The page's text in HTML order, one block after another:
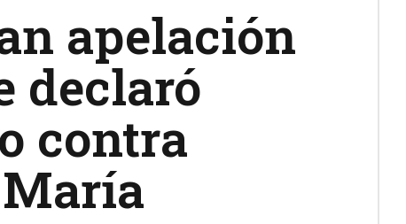
apelación
declaró
contra